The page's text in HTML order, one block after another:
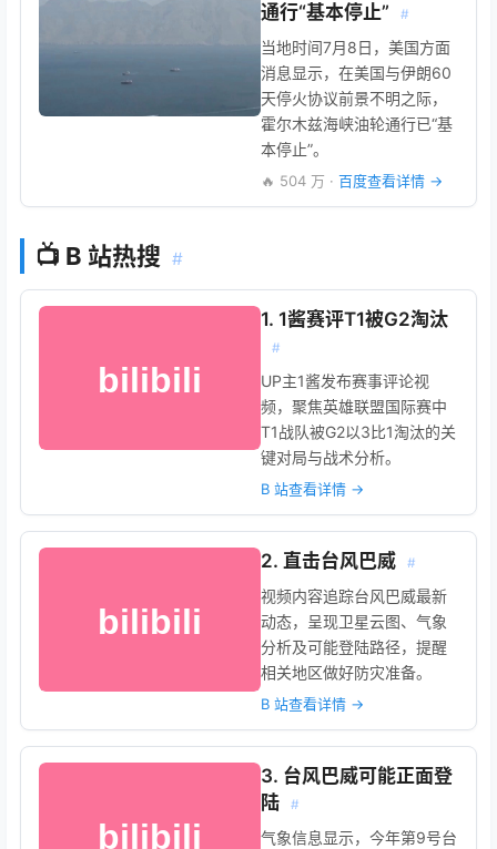
通行“基本停止”
#
当地时间7月8日，美国方面
消息显示，在美国与伊朗60
天停火协议前景不明之际，
霍尔木兹海峡油轮通行已“基
本停止”。
🔥 504 万 · 百度查看详情 →
📺 B 站热搜 #
1. 1酱赛评T1被G2淘汰
#
UP主1酱发布赛事评论视
频，聚焦英雄联盟国际赛中
T1战队被G2以3比1淘汰的关
键对局与战术分析。
B 站查看详情 →
2. 直击台风巴威 #
视频内容追踪台风巴威最新
动态，呈现卫星云图、气象
分析及可能登陆路径，提醒
相关地区做好防灾准备。
B 站查看详情 →
3. 台风巴威可能正面登
陆
#
气象信息显示，今年第9号台